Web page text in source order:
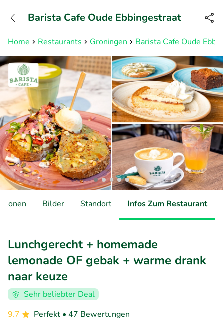
Erreichbar bis 23:00 Uhr
Home Restaurants Groningen Barista Cafe Oude
Barista Cafe Oude Ebbingestraat
Bilder Standort Infos Zum Restaurant
Lunchgerecht + homemade
lemonade OF gebak + warme drank
naar keuze
Sehr beliebter Deal
9.7
Perfekt • 47 Bewertungen